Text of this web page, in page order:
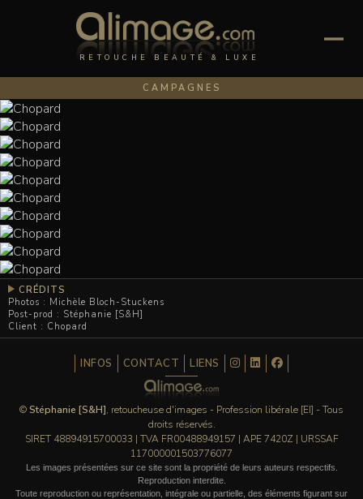
RETOUCHE BEAUTÉ & LUXE
CAMPAGNES
CRÉDITS
Photos : Michèle Bloch-Stuckens
Post-prod : Stéphanie [S&H]
Client : Chopard
INFOS CONTACT LIENS
©Stéphanie [S&H], retoucheuse d'images - Profession libérale [EI] - Tous
droits réservés.
SIRET 48894915700033 | TVA FR00488949157 | APE 7420Z | URSSAF
117000001503776077
Les images présentées sur ce site sont la propriété de leurs auteurs respectifs.
Reproduction interdite.
Toute reproduction ou représentation, intégrale ou partielle, des éléments figurant sur